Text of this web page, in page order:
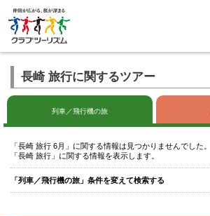
長崎 旅行に関するツアー
列車／飛行機の旅
「長崎 旅行 6月」に関する情報は見つかりませんでした。
「長崎 旅行」に関する情報を表示します。
「列車／飛行機の旅」条件を変えて検索する